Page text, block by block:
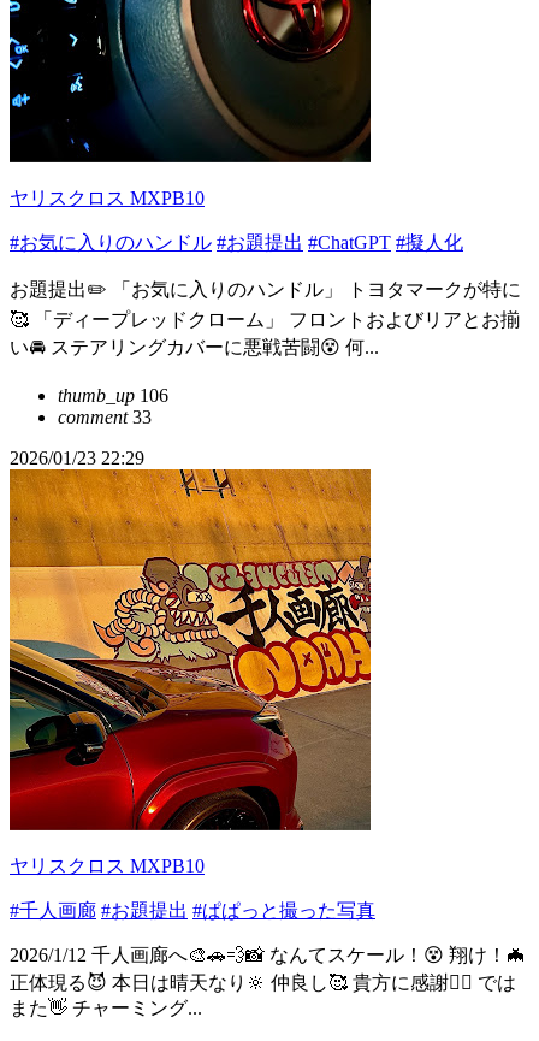
ヤリスクロス MXPB10
#お気に入りのハンドル #お題提出 #ChatGPT #擬人化
お題提出✏️ 「お気に入りのハンドル」 トヨタマークが特に
🥰 「ディープレッドクローム」 フロントおよびリアとお揃
い🚘 ステアリングカバーに悪戦苦闘😵 何...
thumb_up 106
comment33
2026/01/23 22:29
ヤリスクロス MXPB10
#千人画廊 #お題提出 #ぱぱっと撮った写真
2026/1/12 千人画廊へ🎨🚗💨📸 なんてスケール！😵 翔け！🦇
正体現る😈 本日は晴天なり🔆 仲良し🥰 貴方に感謝🙂‍↕️ では
また👋 チャーミング...